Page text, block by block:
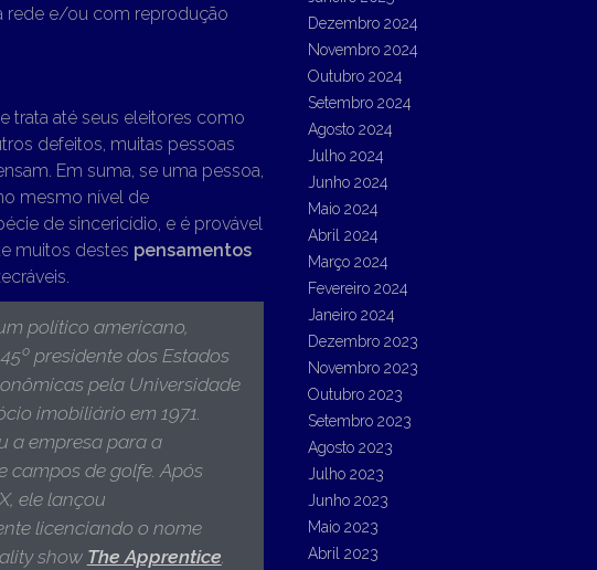
rede e/ou com reprodução
trata até seus eleitores como
defeitos, muitas pessoas
Em suma, se uma pessoa,
mesmo nível de
de sincericídio, e é provável
muitos destes pensamentos
político americano,
presidente dos Estados
pela Universidade
imobiliário em 1971.
a empresa para a
campos de golfe. Após
ele lançou
licenciando o nome
show The Apprentice.
Dezembro 2024
Novembro 2024
Outubro 2024
Setembro 2024
Agosto 2024
Julho 2024
Junho 2024
Maio 2024
Abril 2024
Março 2024
Fevereiro 2024
Janeiro 2024
Dezembro 2023
Novembro 2023
Outubro 2023
Setembro 2023
Agosto 2023
Julho 2023
Junho 2023
Maio 2023
Abril 2023